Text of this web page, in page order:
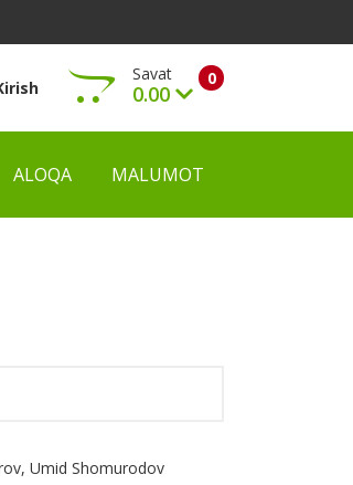
0
Savat
0.00
Ko‘rish
ALOQA MALUMOT
Umid Shomurodov